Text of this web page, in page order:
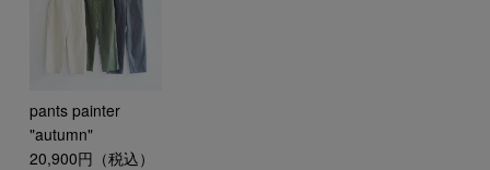
pants painter
"autumn"
20,900円（税込）